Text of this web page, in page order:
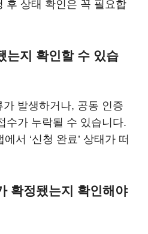
후 상태 확인은 꼭 필요합
는지 확인할 수 있습
발생하거나, 공동 인증
수가 누락될 수 있습니다.
서 ‘신청 완료’ 상태가 떠
확정됐는지 확인해야